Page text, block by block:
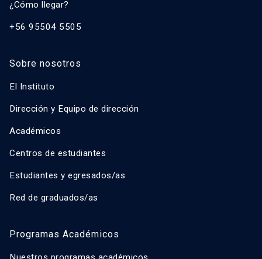
¿Cómo llegar?
+56 95504 5505
Sobre nosotros
El Instituto
Dirección y Equipo de dirección
Académicos
Centros de estudiantes
Estudiantes y egresados/as
Red de graduados/as
Programas Académicos